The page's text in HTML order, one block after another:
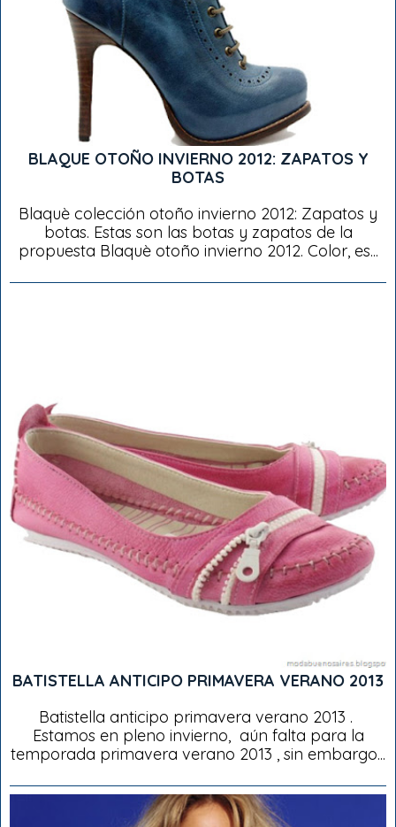
BLAQUE OTOÑO INVIERNO 2012: ZAPATOS Y
BOTAS
Blaquè colección otoño invierno 2012: Zapatos y
botas. Estas son las botas y zapatos de la
propuesta Blaquè otoño invierno 2012. Color, es...
BATISTELLA ANTICIPO PRIMAVERA VERANO 2013
Batistella anticipo primavera verano 2013 .
Estamos en pleno invierno, aún falta para la
temporada primavera verano 2013 , sin embargo...